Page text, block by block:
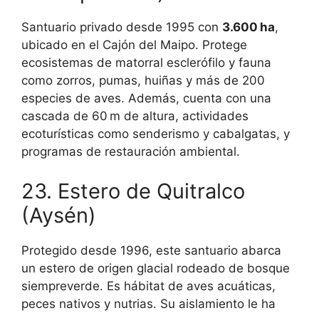
Santuario privado desde 1995 con 3.600 ha,
ubicado en el Cajón del Maipo. Protege
ecosistemas de matorral esclerófilo y fauna
como zorros, pumas, huiñas y más de 200
especies de aves. Además, cuenta con una
cascada de 60 m de altura, actividades
ecoturísticas como senderismo y cabalgatas, y
programas de restauración ambiental.
23. Estero de Quitralco
(Aysén)
Protegido desde 1996, este santuario abarca
un estero de origen glacial rodeado de bosque
siempreverde. Es hábitat de aves acuáticas,
peces nativos y nutrias. Su aislamiento le ha